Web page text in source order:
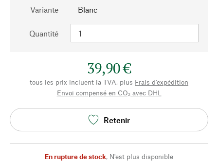
Variante Blanc
Quantité
39,90 €
tous les prix incluent la TVA, plus Frais d'expédition
Envoi compensé en CO₂ avec DHL
Retenir
En rupture de stock, N'est plus disponible